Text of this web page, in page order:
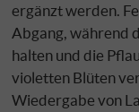
ergänzt werden.
Abgang, während
halten und die
violetten Blüten
Wiedergabe von